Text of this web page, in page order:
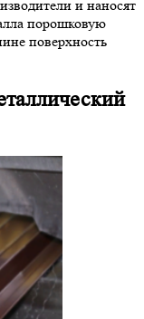
и наносят
порошковую
поверхность